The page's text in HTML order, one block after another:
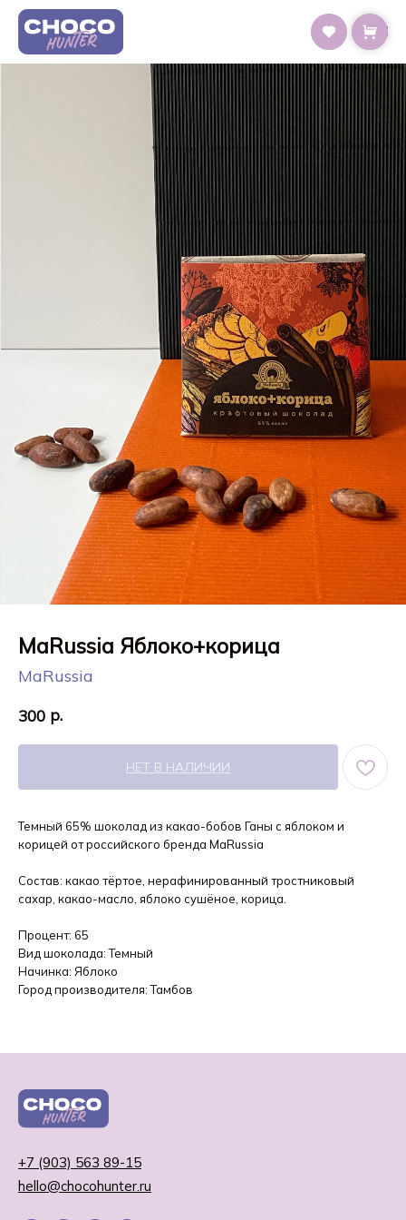
MaRussia Яблоко+корица
MaRussia
300 р.
НЕТ В НАЛИЧИИ
Темный 65% шоколад из какао-бобов Ганы с яблоком и
корицей от российского бренда MaRussia
Состав: какао тёртое, нерафинированный тростниковый
сахар, какао-масло, яблоко сушёное, корица.
Процент: 65
Вид шоколада: Темный
Начинка: Яблоко
Город производителя: Тамбов
+7 (903) 563 89-15
hello@chocohunter.ru